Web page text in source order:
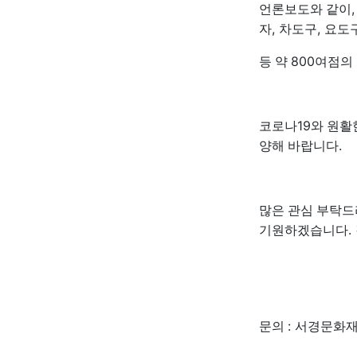
언론보도와 같이
자, 차도구, 요도
등 약 800여점의
코로나19와 원활
양해 바랍니다.
많은 관심 부탁
기원하겠습니다.
문의 : 서경문화